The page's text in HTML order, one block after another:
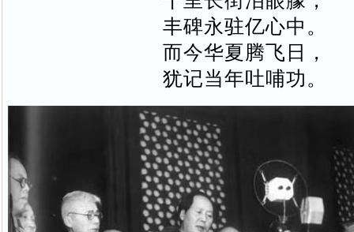
丰碑永驻亿心中。
而今华夏腾飞日，
犹记当年吐哺功。